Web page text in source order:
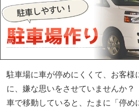
駐車場に車が停めにくくて、お客様
に、嫌な思いをさせていませんか？
車で移動していると、たまに「停め